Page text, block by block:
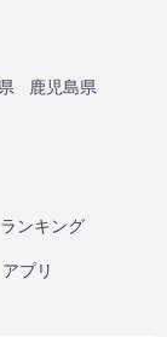
鹿児島県
ランキング
アプリ